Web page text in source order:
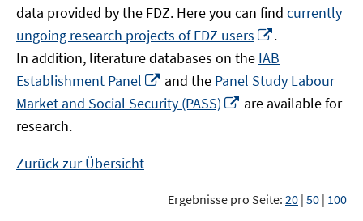
data provided by the FDZ. Here you can find currently
ungoing research projects of FDZ users
neuem
Fenster
öffnen
.
In addition, literature databases on the IAB
Establishment Panel
In
neuem
Fenster
and the Panel Study Labour
Market and Social Security (PASS)
In
are available for
research.
Zurück zur Übersicht
Ergebnisse pro Seite: 20 | 50 | 100